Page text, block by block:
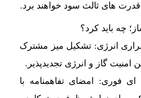
قدرت های ثالث سود خواهند برد.
انرژی: تشکیل میز مشترک
امنیت گاز و انرژی تجدیدپذیر.
ای فوری: امضای تفاهمنامه با